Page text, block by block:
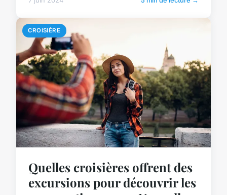
CROISIÈRE
Quelles croisières offrent des
excursions pour découvrir les